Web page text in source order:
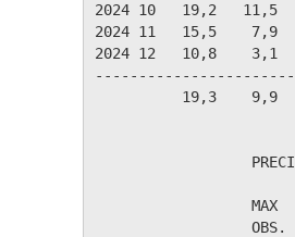
2024 10   19,2
2024 11   15,5
2024 12   10,8
19,3    9,9
MAX
OBS.